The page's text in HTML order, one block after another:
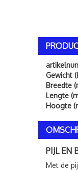
Gewicht
Breedte
Lengte
Hoogte
PIJL EN
Met de